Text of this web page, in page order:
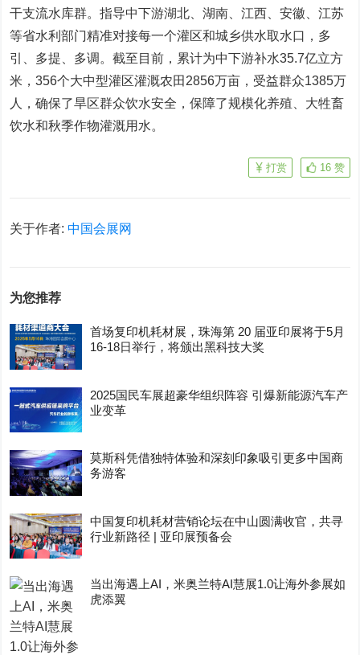
干支流水库群。指导中下游湖北、湖南、江西、安徽、江苏
等省水利部门精准对接每一个灌区和城乡供水取水口，多
引、多提、多调。截至目前，累计为中下游补水35.7亿立方
米，356个大中型灌区灌溉农田2856万亩，受益群众1385万
人，确保了旱区群众饮水安全，保障了规模化养殖、大牲畜
饮水和秋季作物灌溉用水。
16 赞
打赏
关于作者:中国会展网
为您推荐
首场复印机耗材展，珠海第 20 届亚印展将于5月
16-18日举行，将颁出黑科技大奖
2025国民车展超豪华组织阵容 引爆新能源汽车产
业变革
莫斯科凭借独特体验和深刻印象吸引更多中国商
务游客
中国复印机耗材营销论坛在中山圆满收官，共寻
行业新路径 | 亚印展预备会
当出海遇上AI，米奥兰特AI慧展1.0让海外参展如
虎添翼